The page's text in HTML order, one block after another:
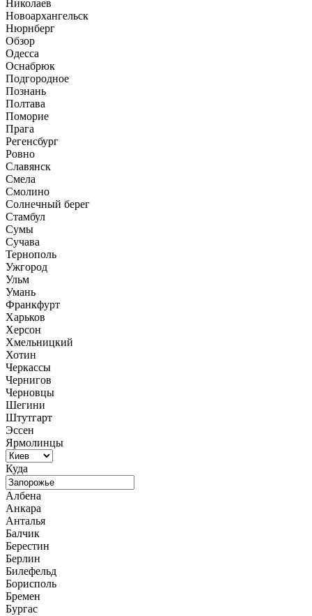
Николаев
Новоархангельск
Нюрнберг
Обзор
Одесса
Оснабрюк
Подгородное
Познань
Полтава
Поморие
Прага
Регенсбург
Ровно
Славянск
Смела
Смолино
Солнечный берег
Стамбул
Сумы
Сучава
Тернополь
Ужгород
Ульм
Умань
Франкфурт
Харьков
Херсон
Хмельницкий
Хотин
Черкассы
Чернигов
Черновцы
Шегини
Штутгарт
Эссен
Ярмолинцы
Куда
Албена
Анкара
Анталья
Балчик
Берестин
Берлин
Билефельд
Борисполь
Бремен
Бургас